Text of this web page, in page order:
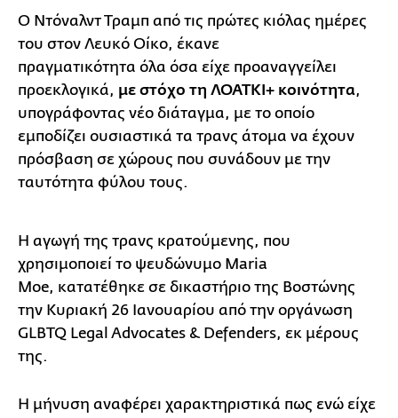
Ο Ντόναλντ Τραμπ από τις πρώτες κιόλας ημέρες
του στον Λευκό Οίκο, έκανε
πραγματικότητα όλα όσα είχε προαναγγείλει
προεκλογικά, με στόχο τη ΛΟΑΤΚΙ+ κοινότητα,
υπογράφοντας νέο διάταγμα, με το οποίο
εμποδίζει ουσιαστικά τα τρανς άτομα να έχουν
πρόσβαση σε χώρους που συνάδουν με την
ταυτότητα φύλου τους.
Η αγωγή της τρανς κρατούμενης, που
χρησιμοποιεί το ψευδώνυμο Maria
Moe, κατατέθηκε σε δικαστήριο της Βοστώνης
την Κυριακή 26 Ιανουαρίου από την οργάνωση
GLBTQ Legal Advocates & Defenders, εκ μέρους
της.
Η μήνυση αναφέρει χαρακτηριστικά πως ενώ είχε